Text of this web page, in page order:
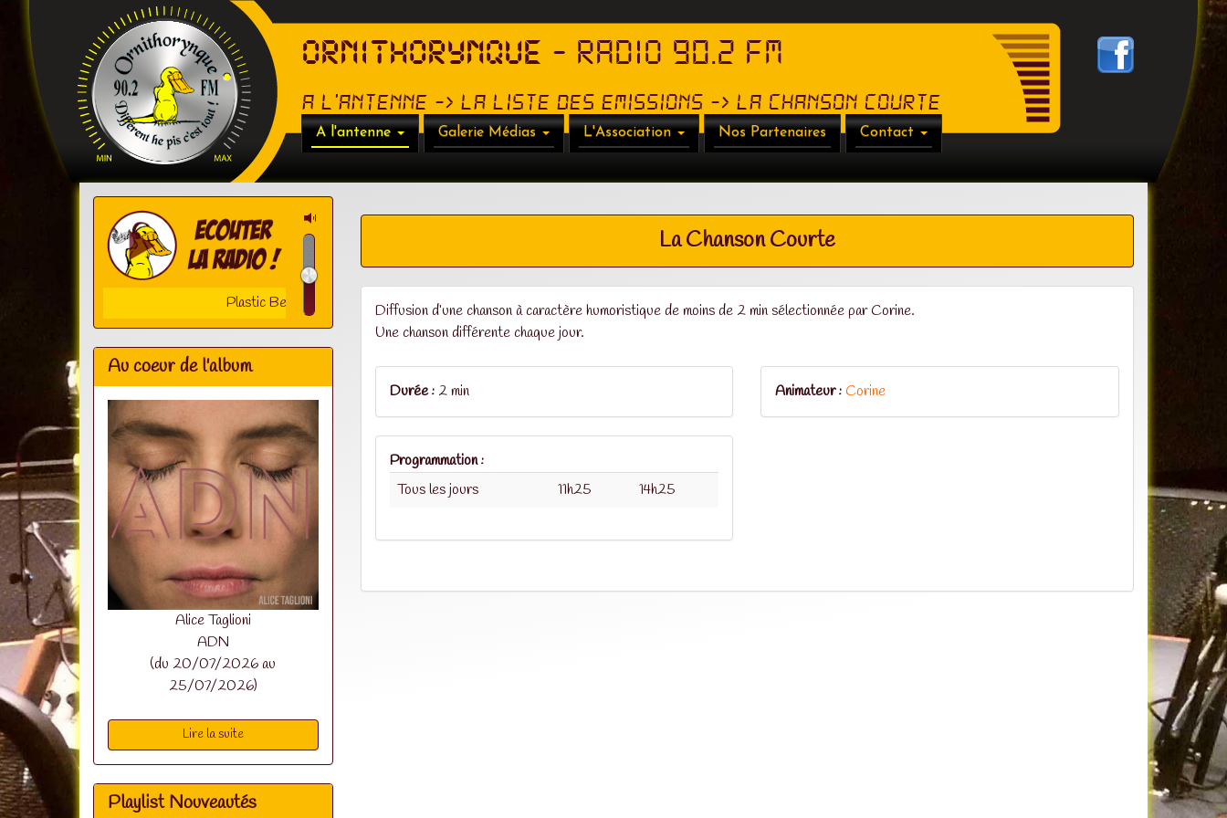
ORNITHORYNQUE - RADIO 90.2 FM
A l'antenne -> La liste des emissions -> La Chanson Courte
A l'antenne Galerie Médias L'Association Nos Partenaires Contact
Plastic Bertrand - Tout Petit La Planete
Au coeur de l'album
Alice Taglioni
ADN
(du 20/07/2026 au
25/07/2026)
Lire la suite
Playlist Nouveautés
La Chanson Courte
Diffusion d’une chanson à caractère humoristique de moins de 2 min sélectionnée par Corine.
Une chanson différente chaque jour.
Durée :2 min
Programmation :
Tous les jours
11h25 14h25
Animateur :Corine